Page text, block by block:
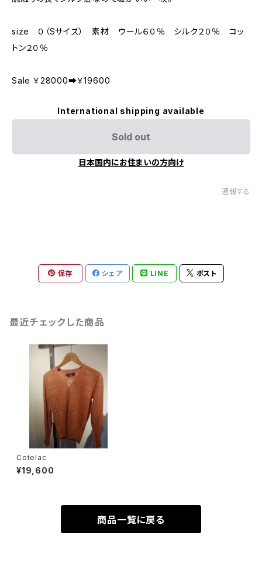
size ０（Sサイズ） 素材 ウール６０％ シルク２０％ コッ
トン２０％
Sale ￥28000➡￥19600
International shipping available
Sold out
日本国内にお住まいの方向け
通報する
保存 シェア LINE ポスト
最近チェックした商品
Cotelac
¥19,600
商品一覧に戻る